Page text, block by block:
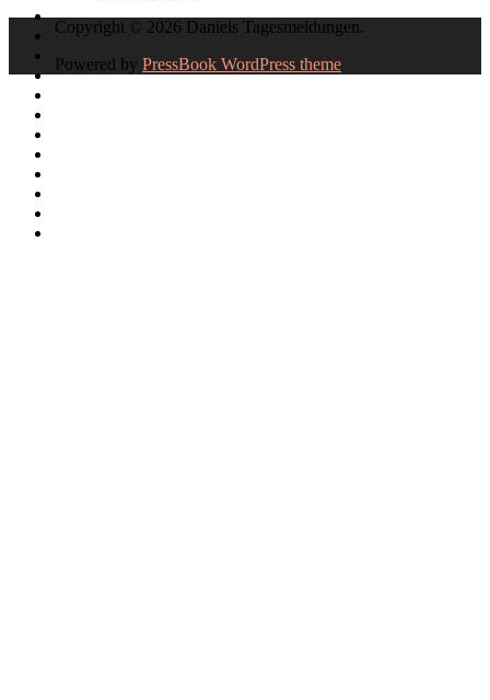
Copyright © 2026 Daniels Tagesmeldungen.
Powered by PressBook WordPress theme